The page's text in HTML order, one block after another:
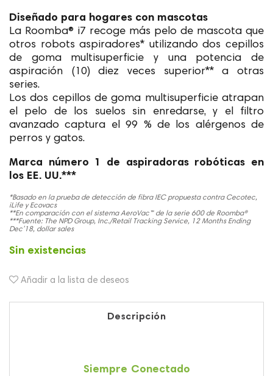
Diseñado para hogares con mascotas
La Roomba® i7 recoge más pelo de mascota que
otros robots aspiradores* utilizando dos cepillos
de goma multisuperficie y una potencia de
aspiración (10) diez veces superior** a otras
series.
Los dos cepillos de goma multisuperficie atrapan
el pelo de los suelos sin enredarse, y el filtro
avanzado captura el 99 % de los alérgenos de
perros y gatos.
Marca número 1 de aspiradoras robóticas en
los EE. UU.***
*Basado en la prueba de detección de fibra IEC propuesta contra Cecotec,
iLife y Ecovacs
**En comparación con el sistema AeroVac™ de la serie 600 de Roomba®
***Fuente: The NPD Group, Inc./Retail Tracking Service, 12 Months Ending
Dec’18, dollar sales
Sin existencias
Añadir a la lista de deseos
Descripción
Siempre Conectado